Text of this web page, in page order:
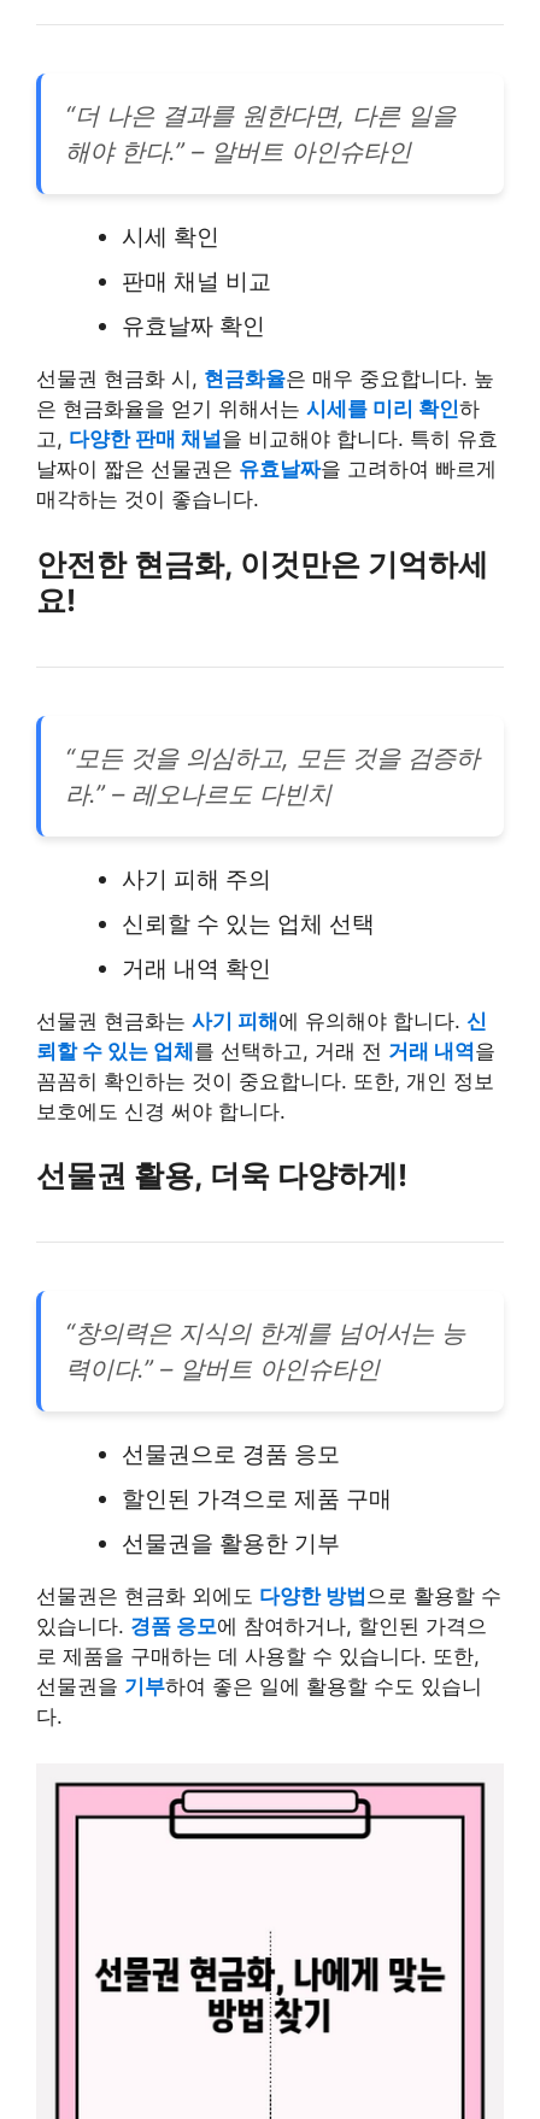
“더 나은 결과를 원한다면, 다른 일을
해야 한다.” – 알버트 아인슈타인
시세 확인
판매 채널 비교
유효날짜 확인
선물권 현금화 시, 현금화율은 매우 중요합니다. 높
은 현금화율을 얻기 위해서는 시세를 미리 확인하
고, 다양한 판매 채널을 비교해야 합니다. 특히 유효
날짜이 짧은 선물권은 유효날짜을 고려하여 빠르게
매각하는 것이 좋습니다.
안전한 현금화, 이것만은 기억하세
요!
“모든 것을 의심하고, 모든 것을 검증하
라.” – 레오나르도 다빈치
사기 피해 주의
신뢰할 수 있는 업체 선택
거래 내역 확인
선물권 현금화는 사기 피해에 유의해야 합니다. 신
뢰할 수 있는 업체를 선택하고, 거래 전 거래 내역을
꼼꼼히 확인하는 것이 중요합니다. 또한, 개인 정보
보호에도 신경 써야 합니다.
선물권 활용, 더욱 다양하게!
“창의력은 지식의 한계를 넘어서는 능
력이다.” – 알버트 아인슈타인
선물권으로 경품 응모
할인된 가격으로 제품 구매
선물권을 활용한 기부
선물권은 현금화 외에도 다양한 방법 으로 활용할 수
있습니다. 경품 응모에 참여하거나, 할인된 가격으
로 제품을 구매하는 데 사용할 수 있습니다. 또한,
선물권을 기부하여 좋은 일에 활용할 수도 있습니
다.